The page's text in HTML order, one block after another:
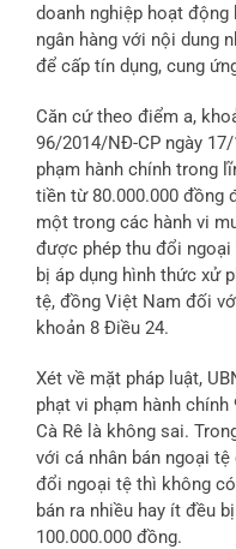
doanh nghiệp hoạt
ngân hàng với nội dung
để cấp tín dụng, cung
Căn cứ theo điểm a,
96/2014/NĐ-CP ngày
phạm hành chính trong
tiền từ 80.000.000 đồng
một trong các hành vi
được phép thu đổi ngoại
bị áp dụng hình thức xử
tệ, đồng Việt Nam đối
khoản 8 Điều 24.
Xét về mặt pháp luật,
phạt vi phạm hành
Cà Rê là không sai.
với cá nhân bán ngoại
đổi ngoại tệ thì không
bán ra nhiều hay ít đều
100.000.000 đồng.